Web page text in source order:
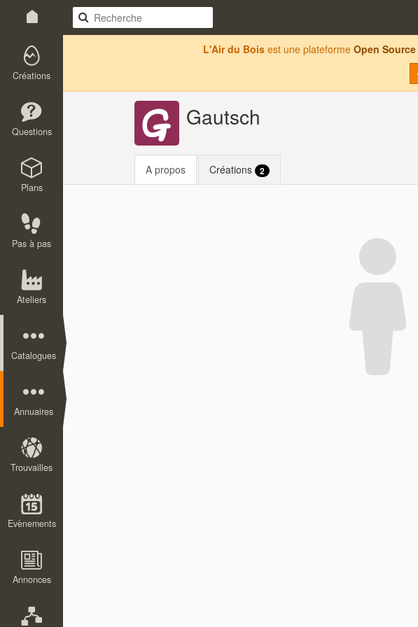
Créations
Questions
Plans
Pas à pas
Ateliers
Catalogues
Annuaires
Trouvailles
Evènements
Annonces
L'Air du Bois est une plateforme Open Source
Gautsch
A propos Créations 2